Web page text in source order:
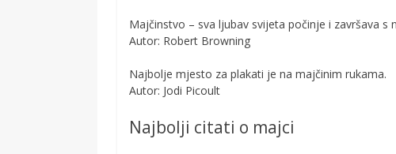
Majčinstvo – sva ljubav svijeta počinje i završava s
Autor: Robert Browning
Najbolje mjesto za plakati je na majčinim rukama.
Autor: Jodi Picoult
Najbolji citati o majci